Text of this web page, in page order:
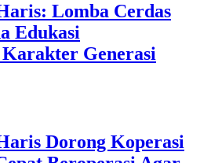
Lomba Cerdas
Edukasi
Generasi
Dorong Koperasi